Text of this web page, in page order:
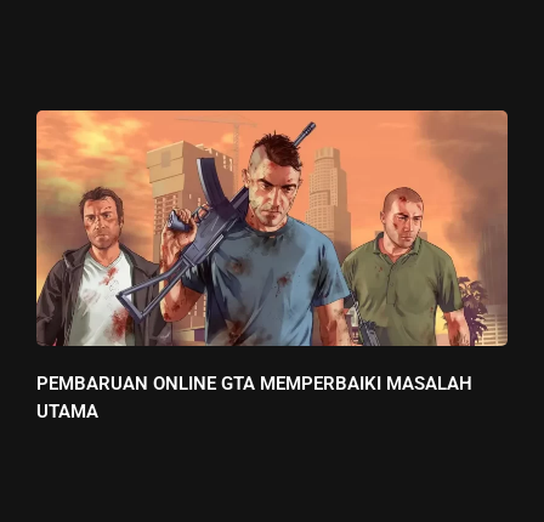
PEMBARUAN ONLINE GTA MEMPERBAIKI MASALAH
UTAMA